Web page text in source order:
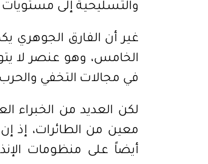
والتسليحية إلى
غير أن الفارق
الخامس، وهو عنصر لا
في مجالات التخفي والحرب
لكن العديد من الخبراء
معين من الطائرات، إذ
أيضاً على منظومات